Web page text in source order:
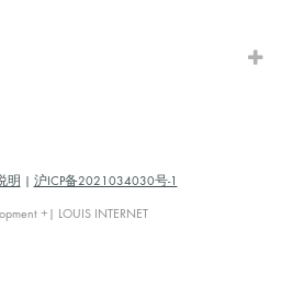
明 沪ICP备2021034030号-1
+| LOUIS INTERNET